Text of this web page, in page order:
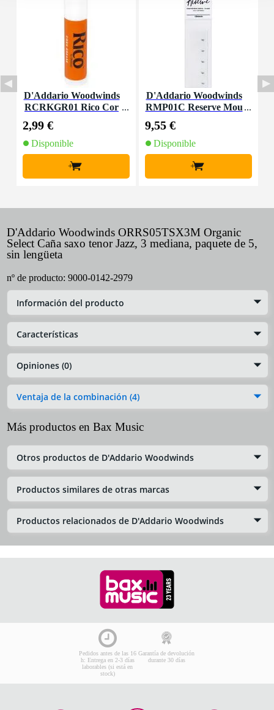
D'Addario Woodwinds
RCRKGR01 Rico Cor
2,99 €
Disponible
+
D'Addario Woodwinds
RMP01C Reserve Mou
(Pack of 5)
9,55 €
Disponible
+
D'Addario Woodwinds ORRS05TSX3M Organic
Select Caña saxo tenor Jazz, 3 mediana, paquete de 5,
sin lengüeta
nº de producto: 9000-0142-2979
Información del producto
Características
Opiniones (0)
Ventaja de la combinación (4)
Más productos en Bax Music
Otros productos de D'Addario Woodwinds
Productos similares de otras marcas
Productos relacionados de D'Addario Woodwinds
Pedidos antes de las 16
h: Entrega en 2-3 días
laborables (si está en
stock)
Garantía de devolución
durante 30 días